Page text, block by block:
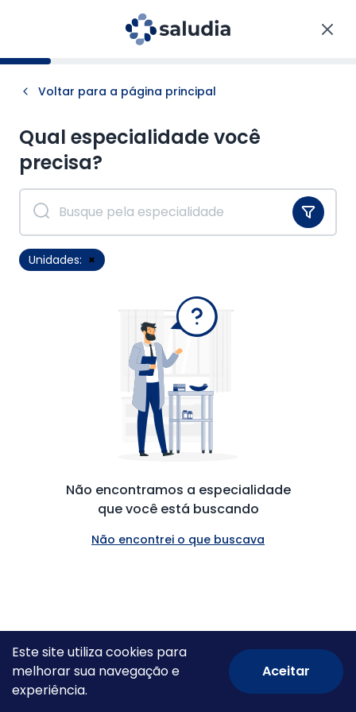
Voltar para a página principal
Qual especialidade você
precisa?
Unidades: ×
Não encontramos a especialidade
que você está buscando
Não encontrei o que buscava
© Todos os direitos reservados.
Este site utiliza cookies para
melhorar sua navegação e
experiência.
Aceitar